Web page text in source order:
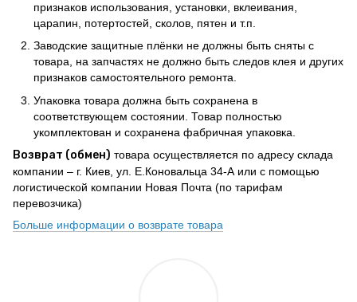
признаков использования, установки, вклеивания,
царапин, потертостей, сколов, пятен и т.п.
Заводские защитные плёнки не должны быть сняты с
товара, на запчастях не должно быть следов клея и других
признаков самостоятельного ремонта.
Упаковка товара должна быть сохранена в
соответствующем состоянии. Товар полностью
укомплектован и сохранена фабричная упаковка.
Возврат (обмен) товара осуществляется по адресу склада
компании – г. Киев, ул. Е.Коновальца 34-А или с помощью
логистической компании Новая Почта (по тарифам
перевозчика)
Больше информации о возврате товара